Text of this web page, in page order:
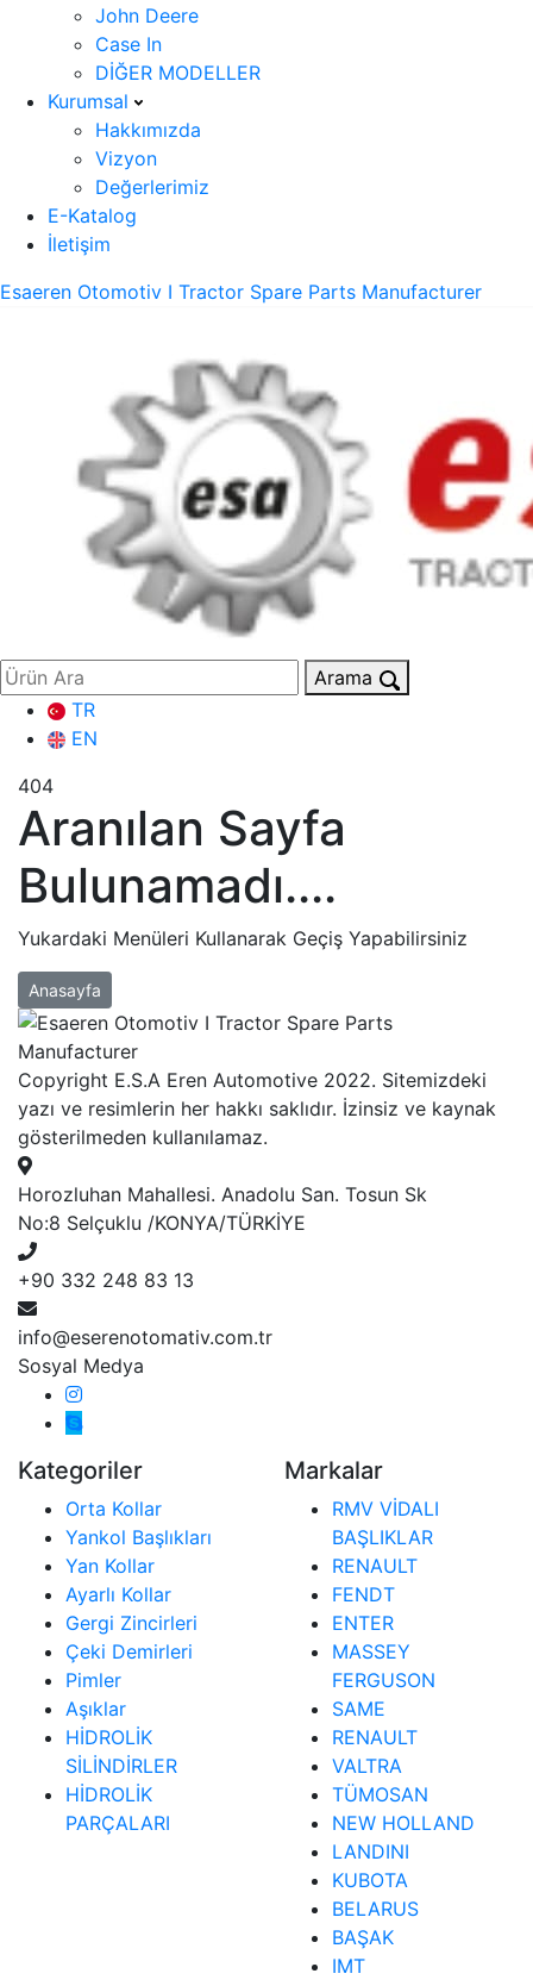
John Deere
Case In
DİĞER MODELLER
Kurumsal
Hakkımızda
Vizyon
Değerlerimiz
E-Katalog
İletişim
Esaeren Otomotiv I Tractor Spare Parts Manufacturer
Arama
TR
EN
404
Aranılan Sayfa
Bulunamadı....
Yukardaki Menüleri Kullanarak Geçiş Yapabilirsiniz
Anasayfa
Copyright E.S.A Eren Automotive 2022. Sitemizdeki
yazı ve resimlerin her hakkı saklıdır. İzinsiz ve kaynak
gösterilmeden kullanılamaz.
Horozluhan Mahallesi. Anadolu San. Tosun Sk
No:8 Selçuklu /KONYA/TÜRKİYE
+90 332 248 83 13
info@eserenotomativ.com.tr
Sosyal Medya
Kategoriler
Orta Kollar
Yankol Başlıkları
Yan Kollar
Ayarlı Kollar
Gergi Zincirleri
Çeki Demirleri
Pimler
Aşıklar
HİDROLİK
SİLİNDİRLER
HİDROLİK
PARÇALARI
Markalar
RMV VİDALI
BAŞLIKLAR
RENAULT
FENDT
ENTER
MASSEY
FERGUSON
SAME
RENAULT
VALTRA
TÜMOSAN
NEW HOLLAND
LANDINI
KUBOTA
BELARUS
BAŞAK
IMT